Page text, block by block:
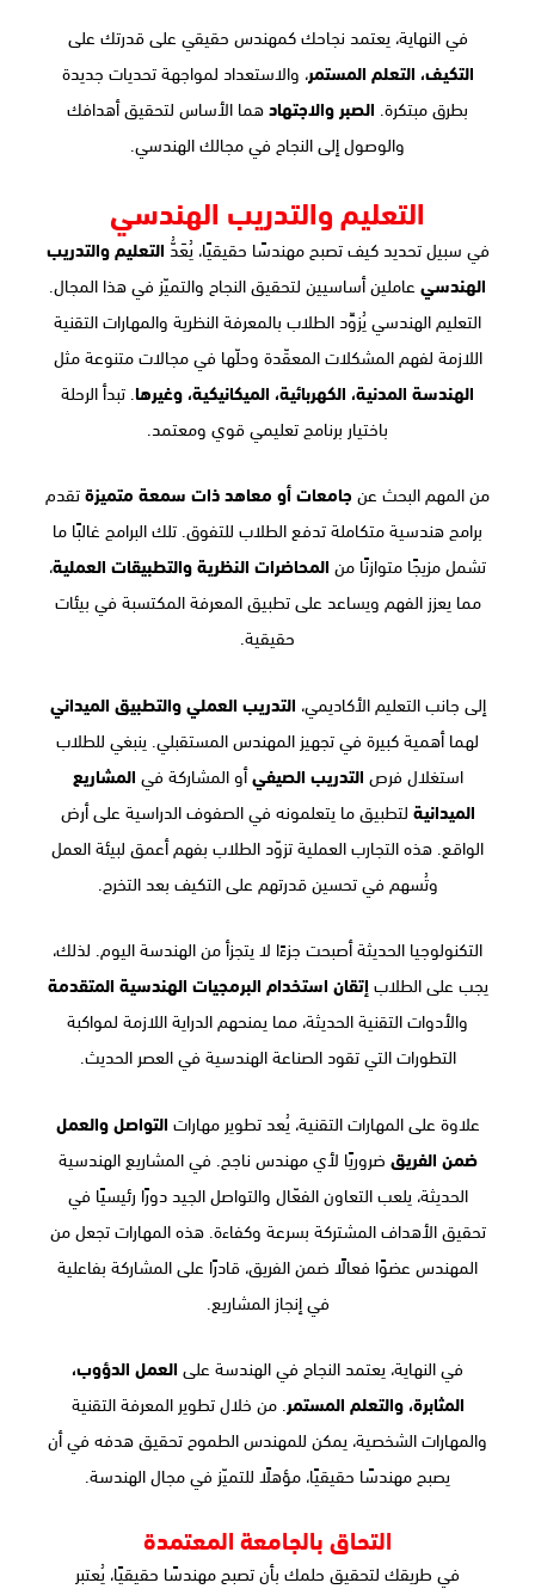
في النهاية، يعتمد نجاحك كمهندس حقيقي على قدرتك على
التكيف، التعلم المستمر، والاستعداد لمواجهة تحديات جديدة
بطرق مبتكرة. الصبر والاجتهادهما الأساس لتحقيق أهدافك
والوصول إلى النجاح في مجالك الهندسي.
التعليم والتدريب الهندسي
في سبيل تحديد كيف تصبح مهندسًا حقيقيًا، يُعَدُّ التعليم والتدريب
الهندسي عاملين أساسيين لتحقيق النجاح والتميّز في هذا المجال.
التعليم الهندسي يُزوِّد الطلاب بالمعرفة النظرية والمهارات التقنية
اللازمة لفهم المشكلات المعقّدة وحلّها في مجالات متنوعة مثل
الهندسة المدنية، الكهربائية، الميكانيكية، وغيرها . تبدأ الرحلة
باختيار برنامج تعليمي قوي ومعتمد.
من المهم البحث عن جامعات أو معاهد ذات سمعة متميزةتقدم
برامج هندسية متكاملة تدفع الطلاب للتفوق. تلك البرامج غالبًا ما
تشمل مزيجًا متوازنًا من المحاضرات النظرية والتطبيقات العملية،
مما يعزز الفهم ويساعد على تطبيق المعرفة المكتسبة في بيئات
حقيقية.
إلى جانب التعليم الأكاديمي، التدريب العملي والتطبيق الميداني
لهما أهمية كبيرة في تجهيز المهندس المستقبلي. ينبغي للطلاب
استغلال فرص التدريب الصيفيأو المشاركة في المشاريع
الميدانية لتطبيق ما يتعلمونه في الصفوف الدراسية على أرض
الواقع. هذه التجارب العملية تزوّد الطلاب بفهم أعمق لبيئة العمل
وتُسهم في تحسين قدرتهم على التكيف بعد التخرج.
التكنولوجيا الحديثة أصبحت جزءًا لا يتجزأ من الهندسة اليوم. لذلك،
يجب على الطلاب إتقان استخدام البرمجيات الهندسية المتقدمة
والأدوات التقنية الحديثة، مما يمنحهم الدراية اللازمة لمواكبة
التطورات التي تقود الصناعة الهندسية في العصر الحديث.
علاوة على المهارات التقنية، يُعد تطوير مهارات التواصل والعمل
ضمن الفريق ضروريًا لأي مهندس ناجح. في المشاريع الهندسية
الحديثة، يلعب التعاون الفعّال والتواصل الجيد دورًا رئيسيًا في
تحقيق الأهداف المشتركة بسرعة وكفاءة. هذه المهارات تجعل من
المهندس عضوًا فعالًا ضمن الفريق، قادرًا على المشاركة بفاعلية
في إنجاز المشاريع.
في النهاية، يعتمد النجاح في الهندسة على العمل الدؤوب،
المثابرة، والتعلم المستمر. من خلال تطوير المعرفة التقنية
والمهارات الشخصية، يمكن للمهندس الطموح تحقيق هدفه في أن
يصبح مهندسًا حقيقيًا، مؤهلًا للتميّز في مجال الهندسة.
التحاق بالجامعة المعتمدة
في طريقك لتحقيق حلمك بأن تصبح مهندسًا حقيقيًا، يُعتبر